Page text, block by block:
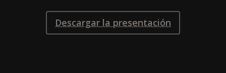
Descargar la presentación